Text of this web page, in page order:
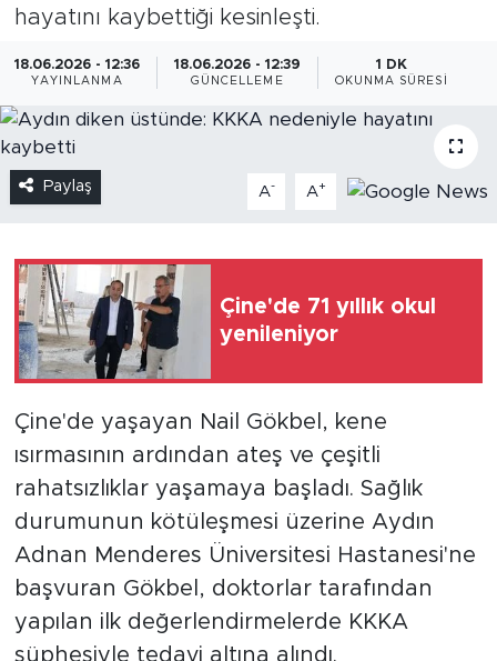
hayatını kaybettiği kesinleşti.
18.06.2026 - 12:36
YAYINLANMA
18.06.2026 - 12:39
GÜNCELLEME
1 DK
OKUNMA SÜRESI
Paylaş A- A+
Çine'de 71 yıllık okul
yenileniyor
Çine'de yaşayan Nail Gökbel, kene
ısırmasının ardından ateş ve çeşitli
rahatsızlıklar yaşamaya başladı. Sağlık
durumunun kötüleşmesi üzerine Aydın
Adnan Menderes Üniversitesi Hastanesi'ne
başvuran Gökbel, doktorlar tarafından
yapılan ilk değerlendirmelerde KKKA
şüphesiyle tedavi altına alındı.